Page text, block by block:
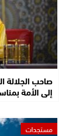
صاحب الجلالة
إلى الأمة
مستجدات